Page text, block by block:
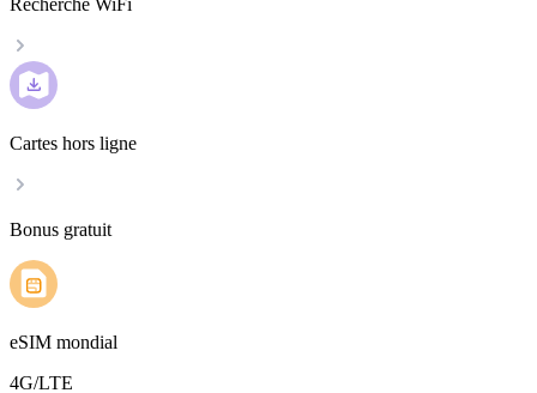
Recherche WiFi
Cartes hors ligne
Bonus gratuit
eSIM mondial
4G/LTE